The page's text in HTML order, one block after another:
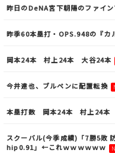
昨日のDeNA宮下朝陽のファイ
昨季60本塁打・OPS.948の『カ
岡本24本 村上24本 大谷24本
今井達也、ブルペンに配置転換
本塁打数 岡本24本 村上24本
スクーバル(今季成績)「7勝5敗
hip0.91」←これｗｗｗｗｗｗ